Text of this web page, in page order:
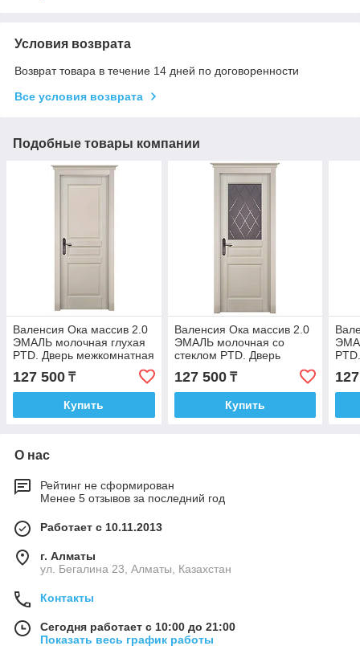
Условия возврата
Возврат товара в течение 14 дней по договоренности
Все условия возврата
Подобные товары компании
Валенсия Ока массив 2.0
ЭМАЛЬ молочная глухая
PTD. Дверь межкомнатная
127 500 ₸
Купить
Валенсия Ока массив 2.0
ЭМАЛЬ молочная со
стеклом PTD. Дверь
127 500₸
Купить
О нас
Рейтинг не сформирован
Менее 5 отзывов за последний год
Работает с 10.11.2013
г. Алматы
ул. Бегалина 23, Алматы, Казахстан
Контакты
Сегодня работает с 10:00 до 21:00
Показать весь график работы